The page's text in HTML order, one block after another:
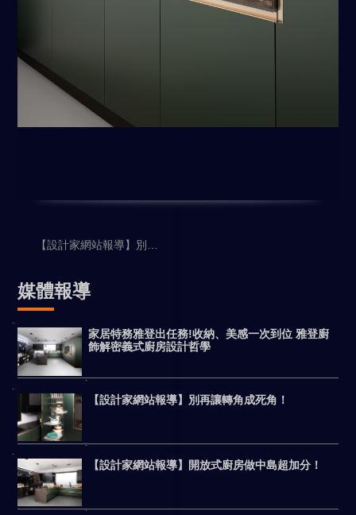
媒體報導
家居特務雅登出任務!收納、美感一次到位 雅登廚
飾解密義式廚房設計哲學
【設計家網站報導】別再讓轉角成死角！
【設計家網站報導】開放式廚房做中島超加分！